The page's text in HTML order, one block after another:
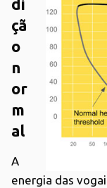
di
çã
o
n
or
m
al
A
energia das